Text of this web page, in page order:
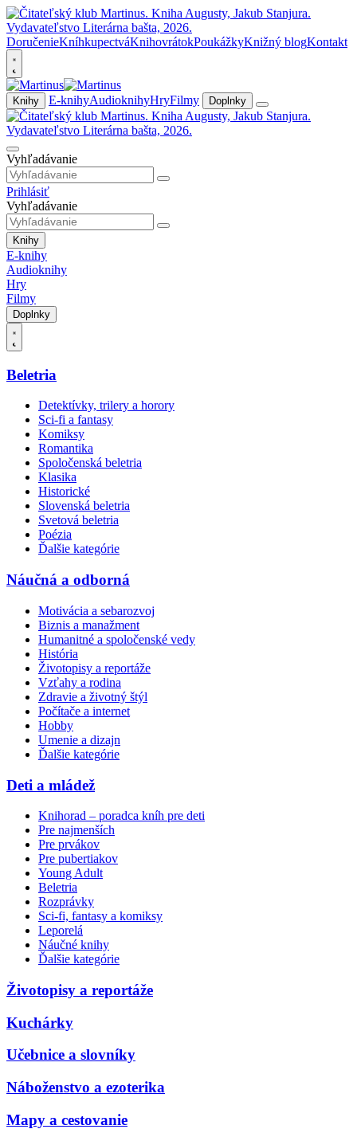
DoručenieKníhkupectváKnihovrátokPoukážkyKnižný blogKontakt
Knihy E-knihyAudioknihyHryFilmy Doplnky
Vyhľadávanie
Prihlásiť
Vyhľadávanie
Knihy
E-knihy
Audioknihy
Hry
Filmy
Doplnky
Beletria
Detektívky, trilery a horory
Sci-fi a fantasy
Komiksy
Romantika
Spoločenská beletria
Klasika
Historické
Slovenská beletria
Svetová beletria
Poézia
Ďalšie kategórie
Náučná a odborná
Motivácia a sebarozvoj
Biznis a manažment
Humanitné a spoločenské vedy
História
Životopisy a reportáže
Vzťahy a rodina
Zdravie a životný štýl
Počítače a internet
Hobby
Umenie a dizajn
Ďalšie kategórie
Deti a mládež
Knihorad – poradca kníh pre deti
Pre najmenších
Pre prvákov
Pre pubertiakov
Young Adult
Beletria
Rozprávky
Sci-fi, fantasy a komiksy
Leporelá
Náučné knihy
Ďalšie kategórie
Životopisy a reportáže
Kuchárky
Učebnice a slovníky
Náboženstvo a ezoterika
Mapy a cestovanie